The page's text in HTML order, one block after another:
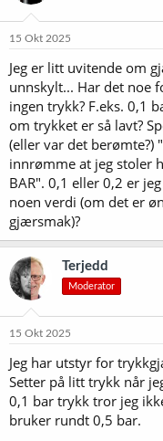
o
e
:
15 Okt 2025
Jeg er litt uvitende om
unnskylt... Har det noe
ingen trykk? F.eks. 0,1
om trykket er så lavt?
(eller var det berømte?)
innrømme at jeg stoler
BAR". 0,1 eller 0,2 er
noen verdi (om det er
gjærsmak)?
Terjedd
Moderator
15 Okt 2025
Jeg har utstyr for
Setter på litt trykk når
0,1 bar trykk tror jeg
bruker rundt 0,5 bar.